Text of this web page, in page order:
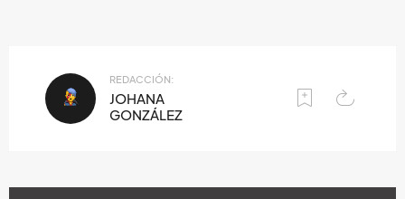
REDACCIÓN:
JOHANA
GONZÁLEZ